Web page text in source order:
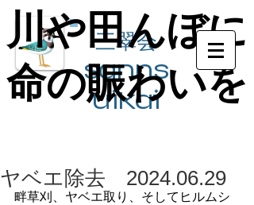
三翠会
sanns
ui​kai
川や田んぼに
川や田んぼに
命の賑わいを
命の賑わいを
ヤベエ除去 2024.06.29
畔草刈、ヤベエ取り、そしてヒルムシ